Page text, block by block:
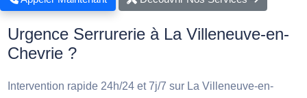
Urgence Serrurerie à La Villeneuve-en-
Chevrie ?
Intervention rapide 24h/24 et 7j/7 sur La Villeneuve-en-